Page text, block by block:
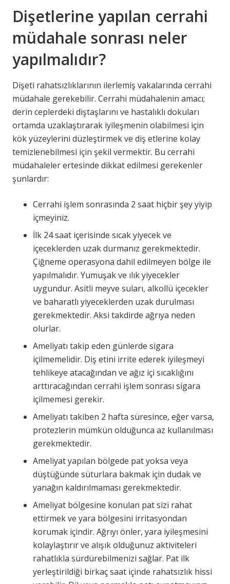
Dişetlerine yapılan cerrahi
müdahale sonrası neler
yapılmalıdır?
Dişeti rahatsızlıklarının ilerlemiş vakalarında cerrahi
müdahale gerekebilir. Cerrahi müdahalenin amacı;
derin ceplerdeki diştaşlarını ve hastalıklı dokuları
ortamda uzaklaştırarak iyileşmenin olabilmesi için
kök yüzeylerini düzleştirmek ve diş etlerine kolay
temizlenebilmesi için şekil vermektir. Bu cerrahi
müdahaleler ertesinde dikkat edilmesi gerekenler
şunlardır:
Cerrahi işlem sonrasında 2 saat hiçbir şey yiyip
içmeyiniz.
İlk 24 saat içerisinde sıcak yiyecek ve
içeceklerden uzak durmanız gerekmektedir.
Çiğneme operasyona dahil edilmeyen bölge ile
yapılmalıdır. Yumuşak ve ılık yiyecekler
uygundur. Asitli meyve suları, alkollü içecekler
ve baharatlı yiyeceklerden uzak durulması
gerekmektedir. Aksi takdirde ağrıya neden
olurlar.
Ameliyatı takip eden günlerde sigara
içilmemelidir. Diş etini irrite ederek iyileşmeyi
tehlikeye atacağından ve ağız içi sıcaklığını
arttıracağından cerrahi işlem sonrası sigara
içilmemesi gerekir.
Ameliyatı takiben 2 hafta süresince, eğer varsa,
protezlerin mümkün olduğunca az kullanılması
gerekmektedir.
Ameliyat yapılan bölgede pat yoksa veya
düştüğünde süturlara bakmak için dudak ve
yanağın kaldırılmaması gerekmektedir.
Ameliyat bölgesine konulan pat sizi rahat
ettirmek ve yara bölgesini irritasyondan
korumak içindir. Ağrıyı önler, yara iyileşmesini
kolaylaştırır ve alışık olduğunuz aktiviteleri
rahatlıkla sürdürebilmenizi sağlar. Pat ilk
yerleştirildiği birkaç saat içinde rahatsızlık hissi